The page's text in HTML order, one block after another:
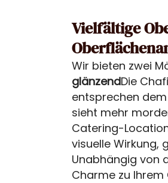
Vielfältige
Wir bieten zwei
glänzendDie
entsprechen
sieht mehr
Catering-
visuelle Wirkung,
Unabhängig von
Charme zu